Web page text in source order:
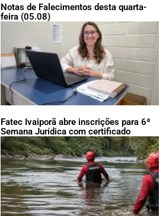
Notas de Falecimentos desta quarta-
feira (05.08)
Fatec Ivaiporã abre inscrições para 6ª
Semana Jurídica com certificado